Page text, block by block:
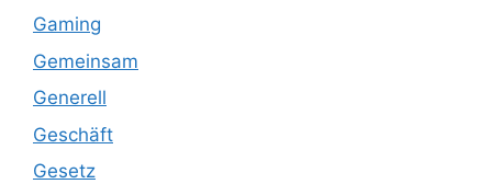
Gaming
Gemeinsam
Generell
Geschäft
Gesetz